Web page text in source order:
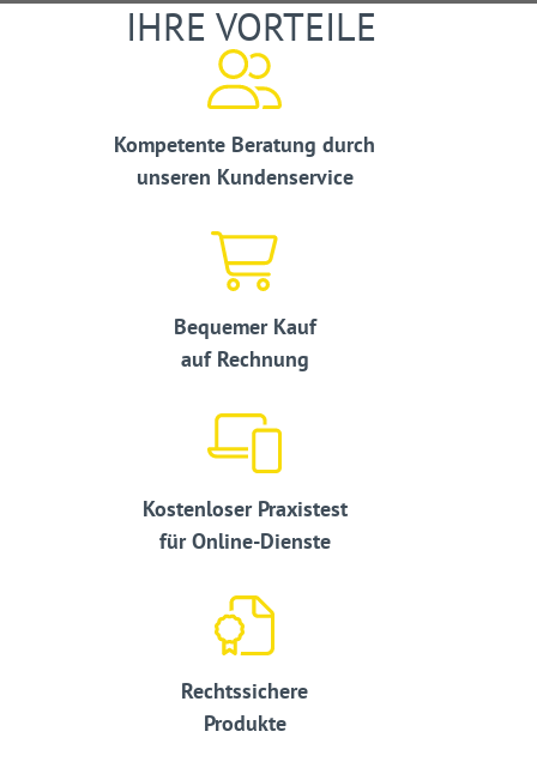
IHRE VORTEILE
Kompetente Beratung durch
unseren Kundenservice
Bequemer Kauf
auf Rechnung
Kostenloser Praxistest
für Online-Dienste
Rechtssichere
Produkte